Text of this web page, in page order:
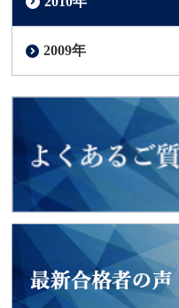
2009年
よくあるご質問